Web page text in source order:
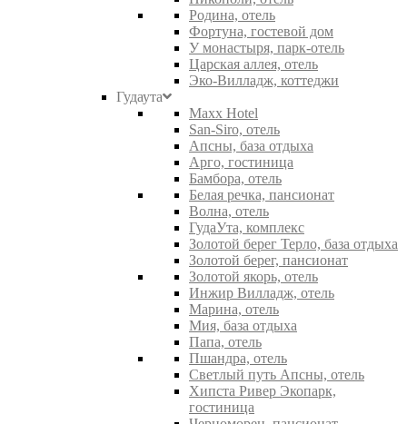
Родина, отель
Фортуна, гостевой дом
У монастыря, парк-отель
Царская аллея, отель
Эко-Вилладж, коттеджи
Гудаута
Maxx Hotel
San-Siro, отель
Апсны, база отдыха
Арго, гостиница
Бамбора, отель
Белая речка, пансионат
Волна, отель
ГудаУта, комплекс
Золотой берег Терло, база отдыха
Золотой берег, пансионат
Золотой якорь, отель
Инжир Вилладж, отель
Марина, отель
Мия, база отдыха
Папа, отель
Пшандра, отель
Светлый путь Апсны, отель
Хипста Ривер Экопарк,
гостиница